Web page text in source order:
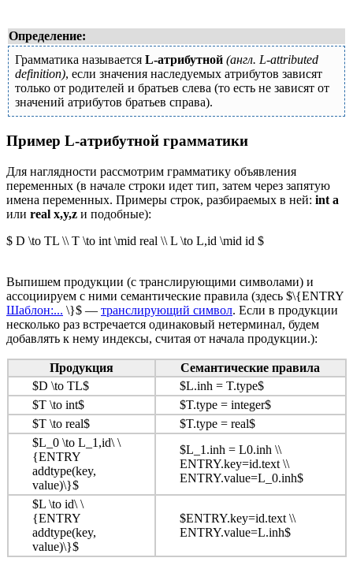
Определение:
Грамматика называется L-атрибутной (англ. L-attributed
definition), если значения наследуемых атрибутов зависят
только от родителей и братьев слева (то есть не зависят от
значений атрибутов братьев справа).
Пример L-атрибутной грамматики
Для наглядности рассмотрим грамматику объявления
переменных (в начале строки идет тип, затем через запятую
имена переменных. Примеры строк, разбираемых в ней: int a
или real x,y,z и подобные):
$ D \to TL \\ T \to int \mid real \\ L \to L,id \mid id $
Выпишем продукции (с транслирующими символами) и
ассоциируем с ними семантические правила (здесь $\{ENTRY
Шаблон:... \}$ — транслирующий символ. Если в продукции
несколько раз встречается одинаковый нетерминал, будем
добавлять к нему индексы, считая от начала продукции.):
Продукция
Семантические правила
$D \to TL$
$L.inh = T.type$
$T \to int$
$T.type = integer$
$T \to real$
$T.type = real$
$L_0 \to L_1,id\ \
{ENTRY
addtype(key,
value)\}$
$L_1.inh = L0.inh \\
ENTRY.key=id.text \\
ENTRY.value=L_0.inh$
$L \to id\ \
{ENTRY
addtype(key,
value)\}$
$ENTRY.key=id.text \\
ENTRY.value=L.inh$